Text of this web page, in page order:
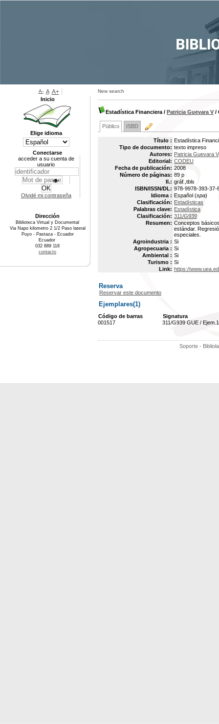
New search
Estadística Financiera / Patricia Guevara V /
Público ISBD
Título : Estadística
Tipo de documento: texto impreso
Autores: Patricia Guevara V
Editorial: CODEU
Fecha de publicación: 2008
Número de páginas: 89 p
Il.: gráf.,tbls
ISBN/ISSN/DL: 978-9978-393-37-
Idioma : Español (spa)
Clasificación: Estadísticas
Palabras clave: Estadística
Clasificación: 311/G939
Resumen: Conceptos
estándar.
especiales.
Agroindustria : Si
Agropecuaria : Si
Ambiental : Si
Turismo : Si
Link: https://
Reserva
Reservar este documento
Ejemplares(1)
Código de barras
Signatura
001517
311/G939 GUE / Ejem.1
Soporte -
A- A A+
Inicio
Elige idioma
Conectarse
acceder a su cuenta de
usuario
Olvidé mi contraseña
Dirección
Biblioteca Virtual y Documental
Via Napo kilometro 2 1/2 Paso lateral
Puyo - Pastaza - Ecuador
Ecuador
032 889 118
contacto